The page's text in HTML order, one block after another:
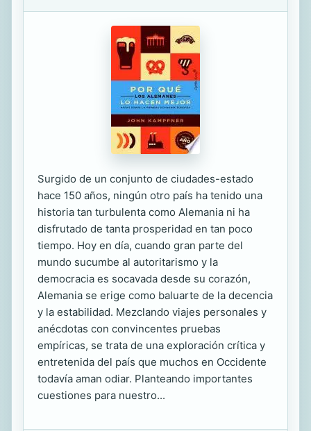
Surgido de un conjunto de ciudades-estado
hace 150 años, ningún otro país ha tenido una
historia tan turbulenta como Alemania ni ha
disfrutado de tanta prosperidad en tan poco
tiempo. Hoy en día, cuando gran parte del
mundo sucumbe al autoritarismo y la
democracia es socavada desde su corazón,
Alemania se erige como baluarte de la decencia
y la estabilidad. Mezclando viajes personales y
anécdotas con convincentes pruebas
empíricas, se trata de una exploración crítica y
entretenida del país que muchos en Occidente
todavía aman odiar. Planteando importantes
cuestiones para nuestro...